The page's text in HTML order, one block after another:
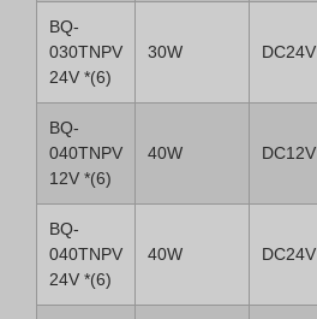
BQ-
030TNPV
24V *(6)
30W DC24V
BQ-
040TNPV
12V *(6)
40W DC12V
BQ-
040TNPV
24V *(6)
40W DC24V